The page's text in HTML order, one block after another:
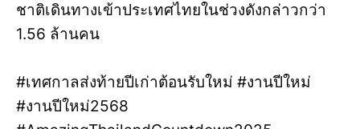
ชาติเดินทางเข้าประเทศไทยในช่วงดังกล่าวกว่า
1.56 ล้านคน
#เทศกาลส่งท้ายปีเก่าต้อนรับใหม่ #งานปีใหม่
#งานปีใหม่2568